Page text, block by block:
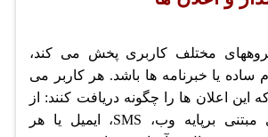
مختلف کاربری پخش می کند،
ساده یا خبرنامه ها باشد. هر کاربر می
که این اعلان ها را چگونه دریافت کنند: از
طریق هشدارهای مبتنی برپایه وب، SMS، ایمیل یا هر